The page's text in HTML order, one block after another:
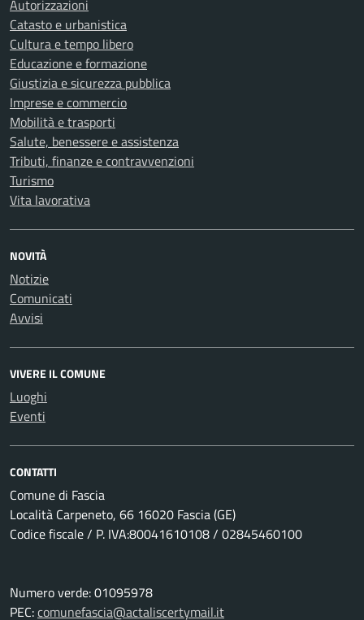
Autorizzazioni
Catasto e urbanistica
Cultura e tempo libero
Educazione e formazione
Giustizia e sicurezza pubblica
Imprese e commercio
Mobilità e trasporti
Salute, benessere e assistenza
Tributi, finanze e contravvenzioni
Turismo
Vita lavorativa
NOVITÀ
Notizie
Comunicati
Avvisi
VIVERE IL COMUNE
Luoghi
Eventi
CONTATTI
Comune di Fascia
Località Carpeneto, 66 16020 Fascia (GE)
Codice fiscale / P. IVA:80041610108 / 02845460100
Numero verde: 01095978
PEC:comunefascia@actaliscertymail.it